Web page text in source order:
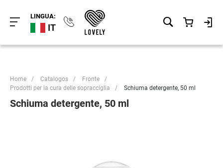
LINGUA:
IT
Home / Catalogos / Fronte
/
Prodotti per la cura delle sopracciglia
/ Schiuma detergente, 50 ml
Schiuma detergente, 50 ml